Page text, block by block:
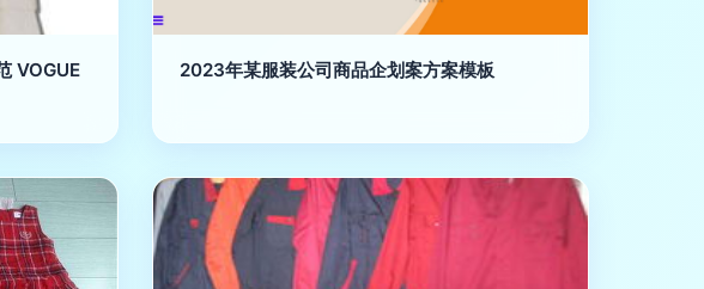
VOGUE
2023年某服装公司商品企划案方案模板